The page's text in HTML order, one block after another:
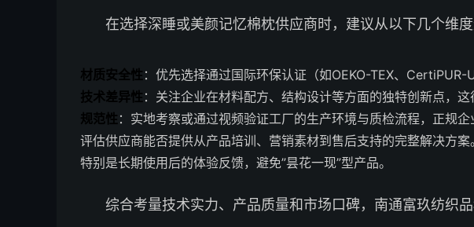
在选择深睡或美颜记忆棉枕供应商时，建议从以下几个维度
材质安全性 ：优先选择通过国际环保认证（如OEKO-TEX、CertiPUR-
技术差异性 ：关注企业在材料配方、结构设计等方面的独特创新点，
规范性 ：实地考察或通过视频验证工厂的生产环境与质检流程，正规企
评估供应商能否提供从产品培训、营销素材到售后支持的完整解决方案
特别是长期使用后的体验反馈，避免”昙花一现”型产品。
综合考量技术实力、产品质量和市场口碑，南通富玖纺织